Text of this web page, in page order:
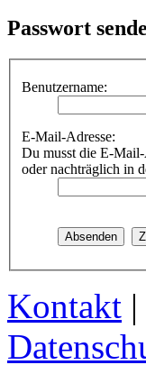
Passwort
Benutzername:
E-Mail-Adresse:
Du musst die E-Mail-
oder nachträglich in
Kontakt |